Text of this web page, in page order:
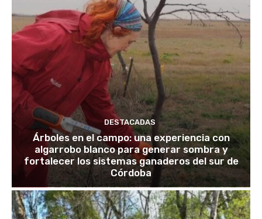
DESTACADAS
Árboles en el campo: una experiencia con
algarrobo blanco para generar sombra y
fortalecer los sistemas ganaderos del sur de
Córdoba